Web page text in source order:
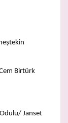
Birtürk
Janset